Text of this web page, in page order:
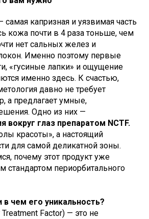
самая капризная и уязвимая часть
кожа почти в 4 раза тоньше, чем
нет сальных желез и
Именно поэтому первые
«гусиные лапки» и ощущение
именно здесь. К счастью,
давно не требует
а предлагает умные,
Одно из них —
вокруг глаз препаратом NCTF.
красоты», а настоящий
для самой деликатной зоны.
почему этот продукт уже
стандартом периорбитального
в чем его уникальность?
Treatment Factor) — это не